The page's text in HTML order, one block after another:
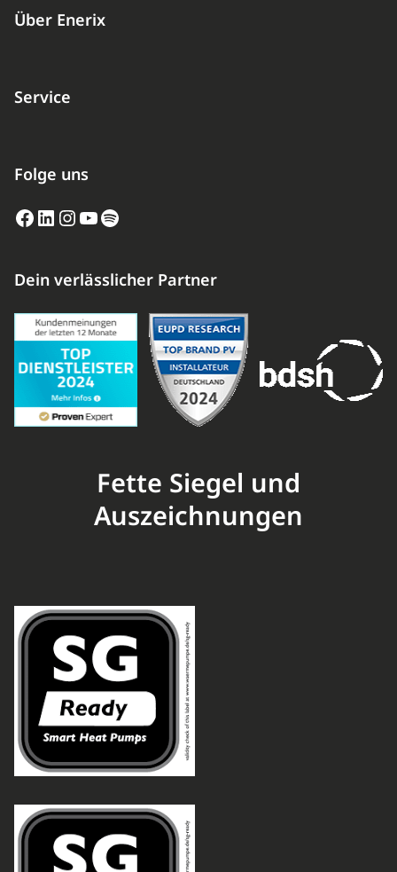
Über Enerix
Service
Folge uns
Facebook
LinkedIn
Instagram
YouTube
Spotify
Dein verlässlicher Partner
Fette Siegel und
Auszeichnungen